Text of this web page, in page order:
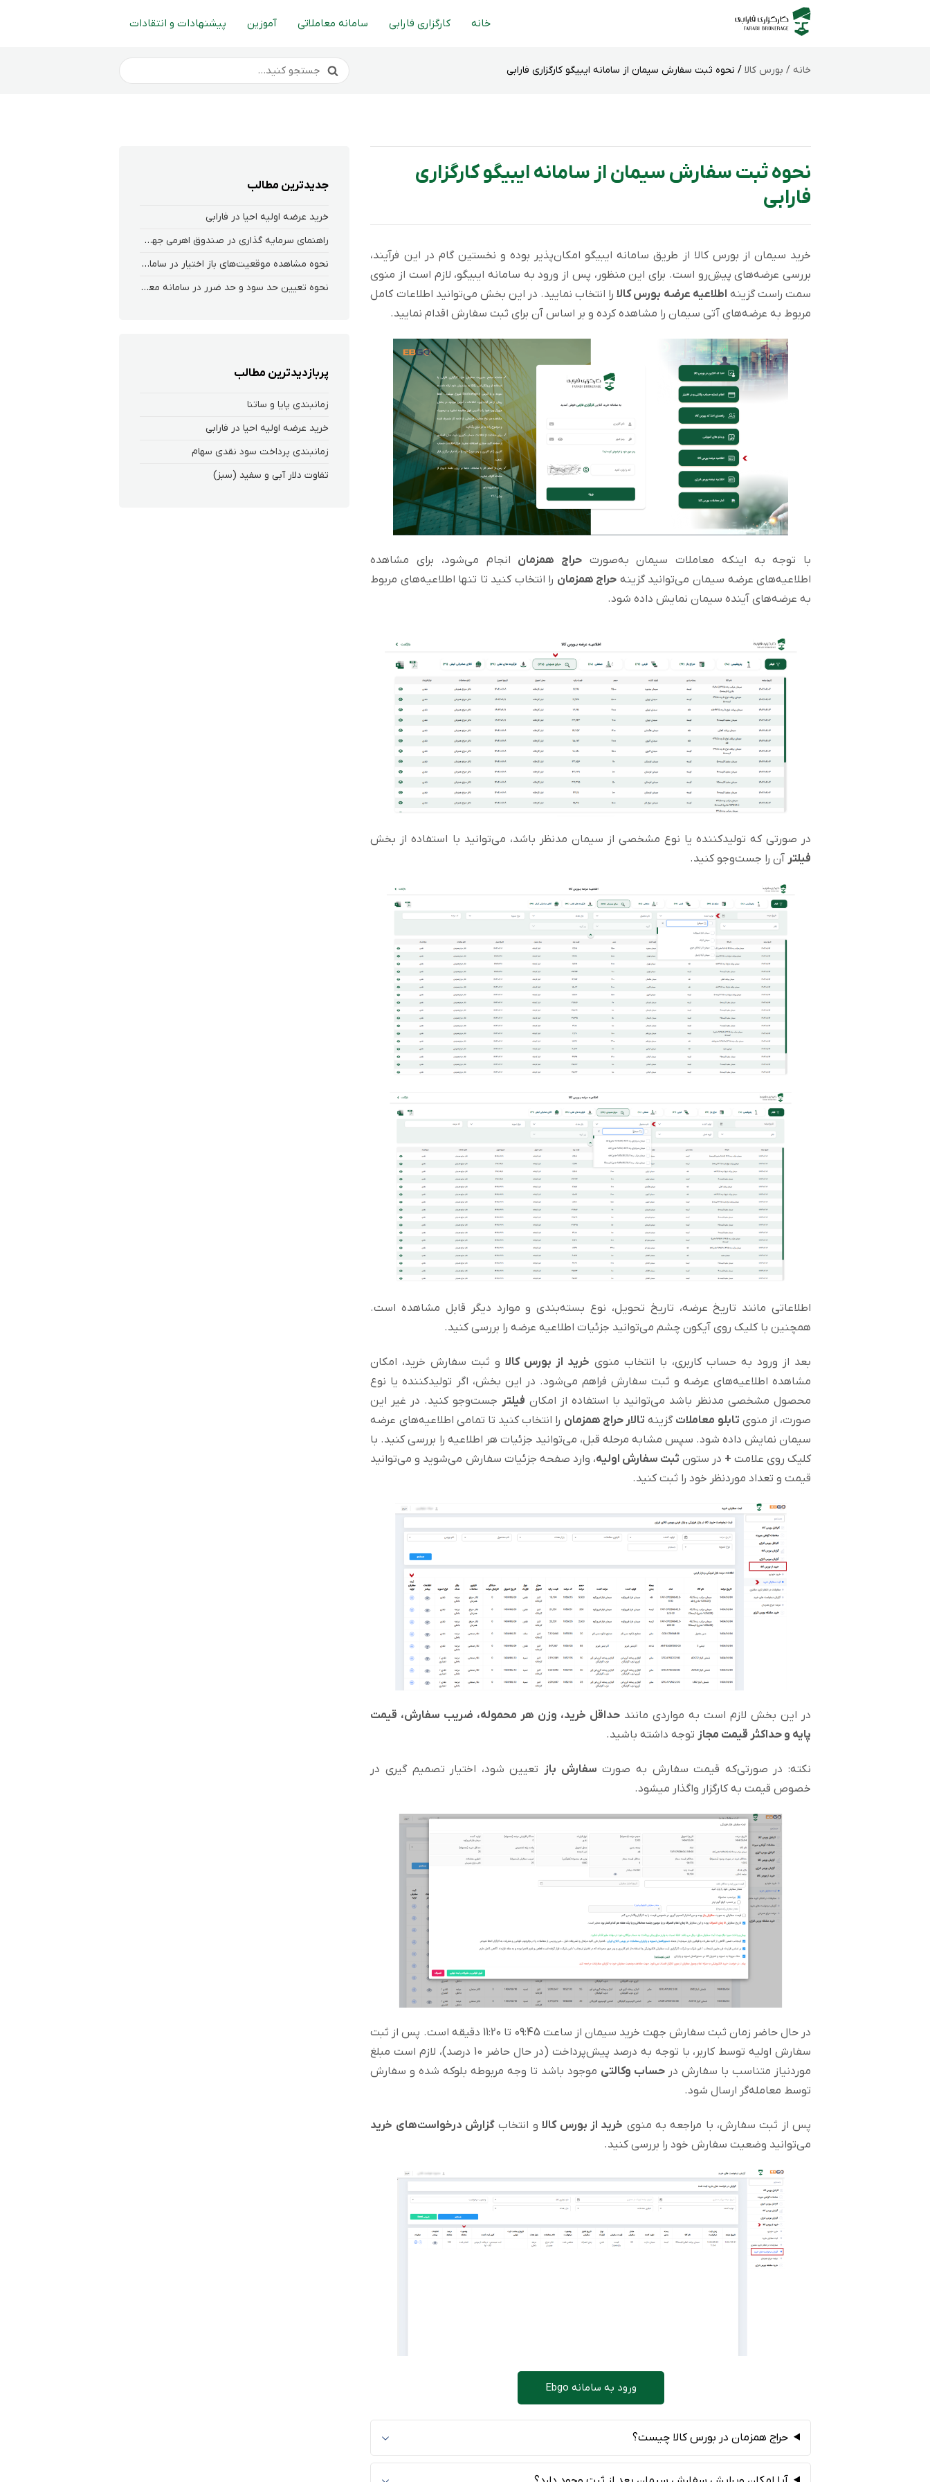
خانه کارگزاری فارابی سامانه معاملاتی آموزین پیشنهادات و انتقادات
خانه / بورس کالا / نحوه ثبت سفارش سیمان از سامانه ایبیگو کارگزاری فارابی
نحوه ثبت سفارش سیمان از سامانه ایبیگو کارگزاری
فارابی
خرید سیمان از بورس کالا از طریق سامانه ایبیگو امکان‌پذیر بوده و نخستین گام در این فرآیند،
بررسی عرضه‌های پیشِ‌رو است. برای این منظور، پس از ورود به سامانه ایبیگو، لازم است از منوی
سمت راست گزینه اطلاعیه عرضه بورس کالارا انتخاب نمایید. در این بخش می‌توانید اطلاعات کامل
مربوط به عرضه‌های آتی سیمان را مشاهده کرده و بر اساس آن برای ثبت سفارش اقدام نمایید.
با توجه به اینکه معاملات سیمان به‌صورت حراج همزمان انجام می‌شود، برای مشاهده
اطلاعیه‌های عرضه سیمان می‌توانید گزینه حراج همزمان را انتخاب کنید تا تنها اطلاعیه‌های مربوط
به عرضه‌های آینده سیمان نمایش داده شود.
در صورتی که تولیدکننده یا نوع مشخصی از سیمان مدنظر باشد، می‌توانید با استفاده از بخش
فیلتر آن را جست‌وجو کنید.
اطلاعاتی مانند تاریخ عرضه، تاریخ تحویل، نوع بسته‌بندی و موارد دیگر قابل مشاهده است.
همچنین با کلیک روی آیکون چشم می‌توانید جزئیات اطلاعیه عرضه را بررسی کنید.
بعد از ورود به حساب کاربری، با انتخاب منوی خرید از بورس کالاو ثبت سفارش خرید، امکان
مشاهده اطلاعیه‌های عرضه و ثبت سفارش فراهم می‌شود. در این بخش، اگر تولیدکننده یا نوع
محصول مشخصی مدنظر باشد می‌توانید با استفاده از امکان فیلتر جست‌وجو کنید. در غیر این
صورت، از منوی تابلو معاملات گزینه تالار حراج همزمان را انتخاب کنید تا تمامی اطلاعیه‌های عرضه
سیمان نمایش داده شود. سپس مشابه مرحله قبل، می‌توانید جزئیات هر اطلاعیه را بررسی کنید. با
کلیک روی علامت + در ستون ثبت سفارش اولیه، وارد صفحه جزئیات سفارش می‌شوید و می‌توانید
قیمت و تعداد موردنظر خود را ثبت کنید.
در این بخش لازم است به مواردی مانند حداقل خرید، وزن هر محموله، ضریب سفارش، قیمت
پایه و حداکثر قیمت مجاز توجه داشته باشید.
نکته: در صورتی‌که قیمت سفارش به صورت سفارش بازتعیین شود، اختیار تصمیم گیری در
خصوص قیمت به کارگزار واگذار میشود.
در حال حاضر زمان ثبت سفارش جهت خرید سیمان از ساعت 09:45 تا 11:20 دقیقه است. پس از ثبت
سفارش اولیه توسط کاربر، با توجه به درصد پیش‌پرداخت (در حال حاضر 10 درصد)، لازم است مبلغ
موردنیاز متناسب با سفارش در حساب وکالتی موجود باشد تا وجه مربوطه بلوکه شده و سفارش
توسط معامله‌گر ارسال شود.
پس از ثبت سفارش، با مراجعه به منوی خرید از بورس کالاو انتخاب گزارش درخواست‌های خرید
می‌توانید وضعیت سفارش خود را بررسی کنید.
ورود به سامانه Ebgo
حراج همزمان در بورس کالا چیست؟
جدیدترین مطالب
خرید عرضه اولیه احیا در فارابی
راهنمای سرمایه گذاری در صندوق اهرمی جهش
نحوه‌ مشاهده‌ موقعیت‌های باز اختیار در سامانه هلیوم و نکست
نحوه تعیین حد سود و حد ضرر در سامانه معاملاتی کارگزاری فارابی
پربازدیدترین مطالب
زمانبندی پایا و ساتنا
خرید عرضه اولیه احیا در فارابی
زمانبندی پرداخت سود نقدی سهام‌
تفاوت دلار آبی و سفید (سبز)